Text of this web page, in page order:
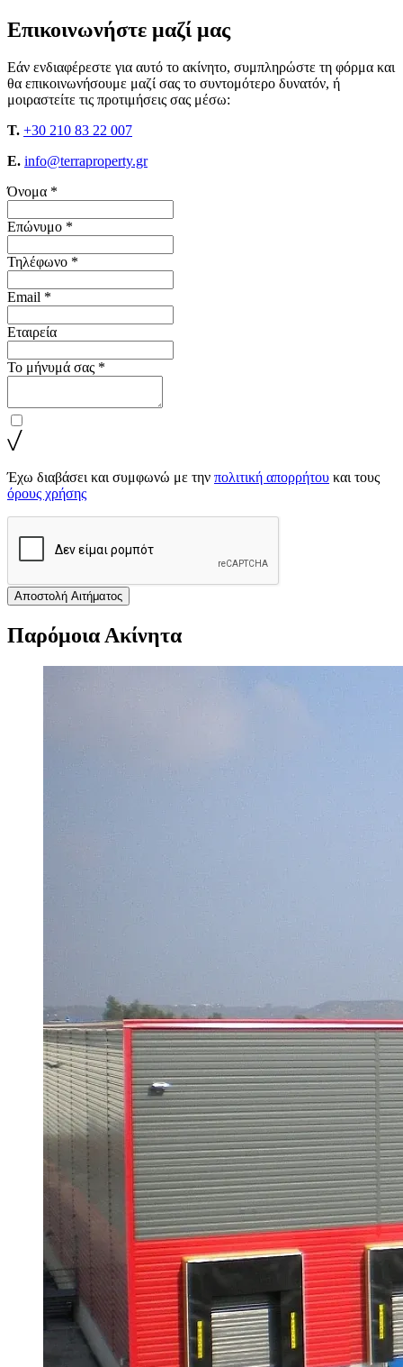
Επικοινωνήστε μαζί μας
Εάν ενδιαφέρεστε για αυτό το ακίνητο, συμπληρώστε τη φόρμα και
θα επικοινωνήσουμε μαζί σας το συντομότερο δυνατόν, ή
μοιραστείτε τις προτιμήσεις σας μέσω:
T. +30 210 83 22 007
E. info@terraproperty.gr
Όνομα *
Επώνυμο *
Τηλέφωνο *
Email *
Εταιρεία
Το μήνυμά σας *
Έχω διαβάσει και συμφωνώ με την πολιτική απορρήτου και τους
όρους χρήσης
Αποστολή Αιτήματος
Παρόμοια Ακίνητα